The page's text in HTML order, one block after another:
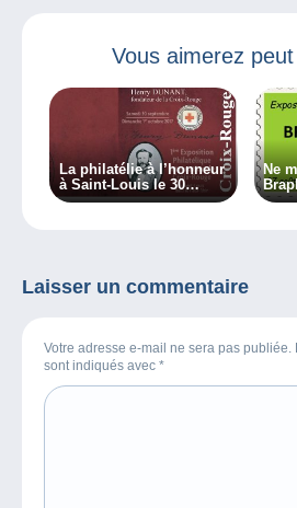
Vous aimerez
La philatélie à l’honneur
à Saint-Louis le 30
septembre et le 1er
Ne
Laisser un commentaire
Votre adresse e-mail ne sera pas
sont indiqués avec *